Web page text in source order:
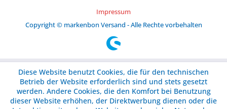
Impressum
Copyright © markenbon Versand - Alle Rechte vorbehalten
Diese Website benutzt Cookies, die für den technischen
Betrieb der Website erforderlich sind und stets gesetzt
werden. Andere Cookies, die den Komfort bei Benutzung
dieser Website erhöhen, der Direktwerbung dienen oder die